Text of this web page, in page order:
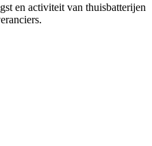
en activiteit van thuisbatterijen